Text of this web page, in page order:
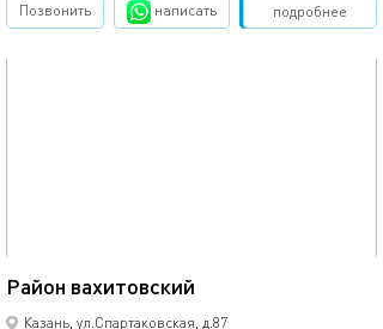
подробнее
Позвонить написать Забронировать
Район вахитовский
Казань, ул.Спартаковская, д.87